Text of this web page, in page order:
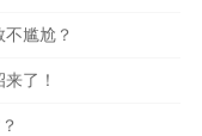
尴尬？
了！